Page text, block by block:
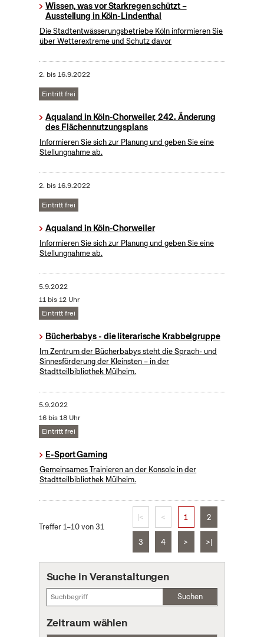
Wissen, was vor Starkregen schützt –
Ausstellung in Köln-Lindenthal
Die Stadtentwässerungsbetriebe Köln informieren Sie
über Wetterextreme und Schutz davor
2. bis16.9.2022
Eintritt frei
Aqualand in Köln-Chorweiler, 242. Änderung
des Flächennutzungsplans
Informieren Sie sich zur Planung und geben Sie eine
Stellungnahme ab.
2. bis16.9.2022
Eintritt frei
Aqualand in Köln-Chorweiler
Informieren Sie sich zur Planung und geben Sie eine
Stellungnahme ab.
5.9.2022
11 bis 12 Uhr
Eintritt frei
Bücherbabys - die literarische Krabbelgruppe
Im Zentrum der Bücherbabys steht die Sprach- und
Sinnesförderung der Kleinsten – in der
Stadtteilbibliothek Mülheim.
5.9.2022
16 bis 18 Uhr
Eintritt frei
E-Sport Gaming
Gemeinsames Trainieren an der Konsole in der
Stadtteilbibliothek Mülheim.
Treffer 1–10 von 31
|< < 1 2
3 4 > >|
Suche in Veranstaltungen
Suchen
Zeitraum wählen